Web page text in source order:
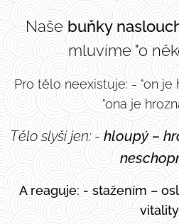
Naše buňky
mluvíme "o
Pro tělo neexistuje: - "on je
"ona je
Tělo slyší jen: - hloupý –
A reaguje: - stažením –
vitality